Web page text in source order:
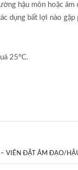
hậu môn hoặc
dụng bất lợi nào
25°C.
– VIÊN ĐẶT ÂM ĐẠO/